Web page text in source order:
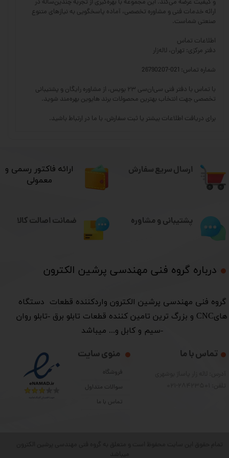
و کیفیت عرضه می‌کند. این مجموعه با بهره‌گیری از تجربه چندین‌ساله در
ارائه خدمات فنی و مشاوره تخصصی، آماده پاسخگویی به نیازهای متنوع
صنعتی شماست.
اطلاعات تماس
دفتر مرکزی: تهران، لاله‌زار
شماره تماس: 021-26790207
با تماس با دفتر فنی سی‌ان‌سی ۲۳ بویس، از مشاوره رایگان و پشتیبانی
تخصصی جهت انتخاب بهترین محصولات برند هایوین بهره‌مند شوید.
برای دریافت اطلاعات بیشتر یا ثبت سفارش، با ما در ارتباط باشید.
ارسال سریع سفارش
درباره گروه فنی مهندسی پرشین الکترون​​​​​​​
​گروه فنی مهندسی پرشین الکترون واردکننده قطعات دستگاه
هایCNC و بزرگ ترین تامین کننده قطعات تابلو برق -تابلو روان
-سیم و کابل و... میباشد
منوی سایت
فروشگاه
سوالات متداول
تماس با ما
تماس با ما
​ارائه فاکتور رسمی و
معمولی
پشتیبانی و مشاوره ضمانت اصالت کالا